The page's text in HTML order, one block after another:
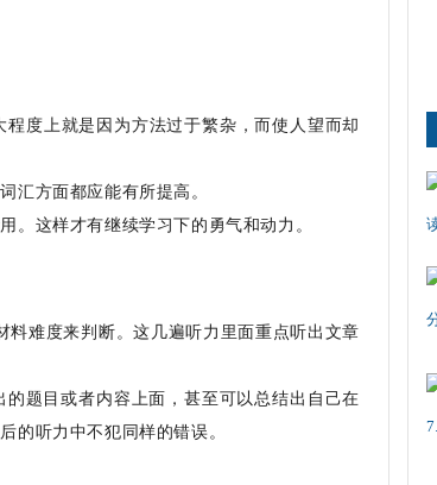
度上就是因为方法过于繁杂，而使人望而却
汇方面都应能有所提高。
。这样才有继续学习下的勇气和动力。
难度来判断。这几遍听力里面重点听出文章
题目或者内容上面，甚至可以总结出自己在
的听力中不犯同样的错误。